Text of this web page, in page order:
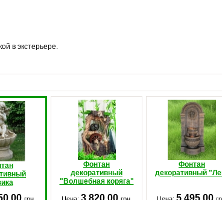
в экстерьере.
Фонтан
декоративный
"Волшебная коряга"
Фонтан
декоративный
3 820.00 5 495.00